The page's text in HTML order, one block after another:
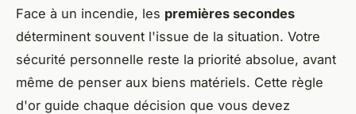
Face à un incendie, les premières secondes
déterminent souvent l'issue de la situation. Votre
sécurité personnelle reste la priorité absolue, avant
même de penser aux biens matériels. Cette règle
d'or guide chaque décision que vous devez